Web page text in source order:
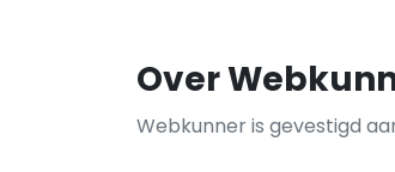
Over
Webkunner is gevestigd